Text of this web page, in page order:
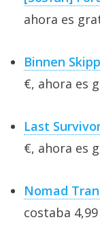
ahora es
Binnen
€, ahora es
Last
€, ahora es
Nomad
costaba